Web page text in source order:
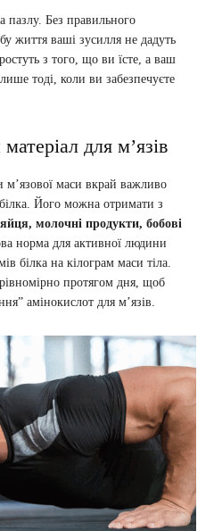
Без правильного
життя ваші зусилля не дадуть
з того, що ви їсте, а ваш
тоді, коли ви забезпечуєте
для м’язів
маси вкрай важливо
Його можна отримати з
молочні продукти, бобові
норма для активної людини
білка на кілограм маси тіла.
протягом дня, щоб
амінокислот для м’язів.